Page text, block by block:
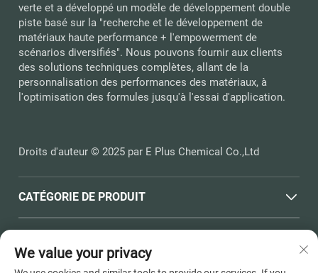
verte et a développé un modèle de développement double
piste basé sur la "recherche et le développement de
matériaux haute performance + l'empowerment de
scénarios diversifiés". Nous pouvons fournir aux clients
des solutions techniques complètes, allant de la
personnalisation des performances des matériaux, à
l'optimisation des formules jusqu'à l'essai d'application.
Droits d'auteur © 2025 par E Plus Chemical Co.,Ltd
CATÉGORIE DE PRODUIT
We value your privacy